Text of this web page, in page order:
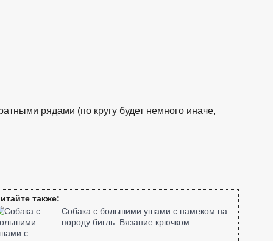
рядами (по кругу будет немного иначе,
также:
Собака с большими ушами с намеком на
породу бигль. Вязание крючком.